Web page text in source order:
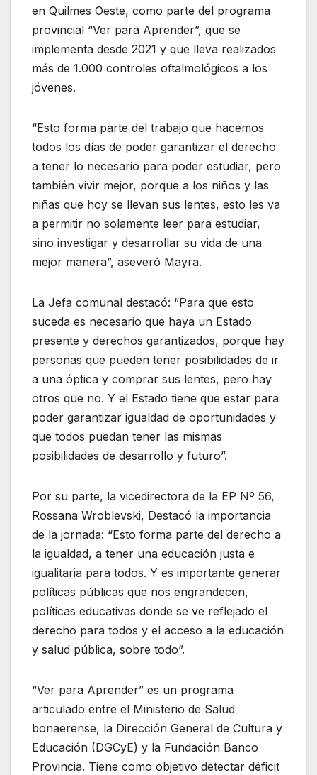
en Quilmes Oeste, como parte del programa
provincial “Ver para Aprender”, que se
implementa desde 2021 y que lleva realizados
más de 1.000 controles oftalmológicos a los
jóvenes.
“Esto forma parte del trabajo que hacemos
todos los días de poder garantizar el derecho
a tener lo necesario para poder estudiar, pero
también vivir mejor, porque a los niños y las
niñas que hoy se llevan sus lentes, esto les va
a permitir no solamente leer para estudiar,
sino investigar y desarrollar su vida de una
mejor manera”, aseveró Mayra.
La Jefa comunal destacó: “Para que esto
suceda es necesario que haya un Estado
presente y derechos garantizados, porque hay
personas que pueden tener posibilidades de ir
a una óptica y comprar sus lentes, pero hay
otros que no. Y el Estado tiene que estar para
poder garantizar igualdad de oportunidades y
que todos puedan tener las mismas
posibilidades de desarrollo y futuro”.
Por su parte, la vicedirectora de la EP Nº 56,
Rossana Wroblevski, Destacó la importancia
de la jornada: “Esto forma parte del derecho a
la igualdad, a tener una educación justa e
igualitaria para todos. Y es importante generar
políticas públicas que nos engrandecen,
políticas educativas donde se ve reflejado el
derecho para todos y el acceso a la educación
y salud pública, sobre todo”.
“Ver para Aprender” es un programa
articulado entre el Ministerio de Salud
bonaerense, la Dirección General de Cultura y
Educación (DGCyE) y la Fundación Banco
Provincia. Tiene como objetivo detectar déficit